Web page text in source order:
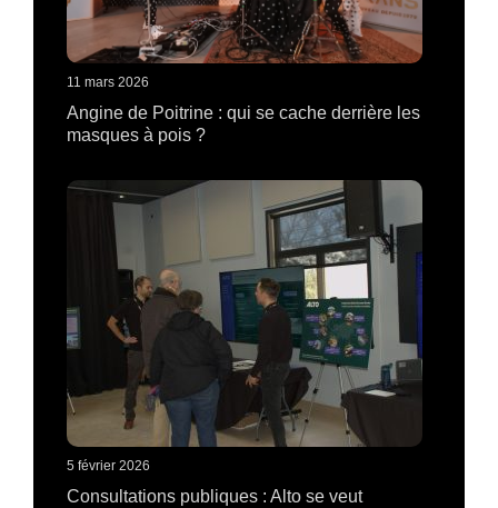
11 mars 2026
Angine de Poitrine : qui se cache derrière les
masques à pois ?
5 février 2026
Consultations publiques : Alto se veut